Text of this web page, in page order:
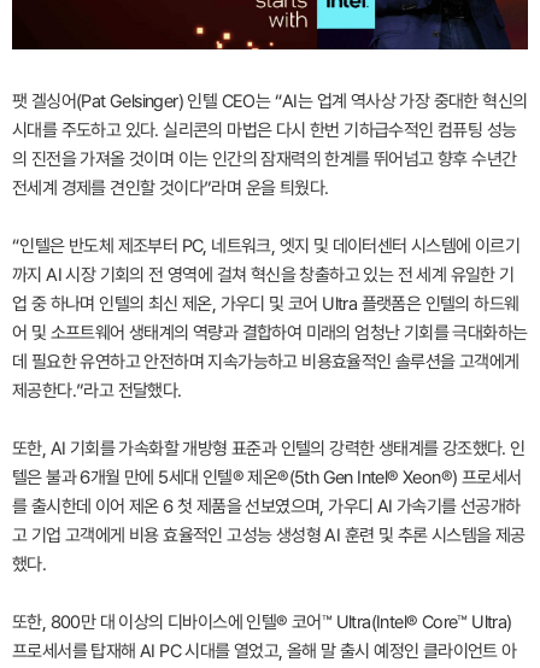
팻 겔싱어(Pat Gelsinger) 인텔 CEO는 “AI는 업계 역사상 가장 중대한 혁신의
시대를 주도하고 있다. 실리콘의 마법은 다시 한번 기하급수적인 컴퓨팅 성능
의 진전을 가져올 것이며 이는 인간의 잠재력의 한계를 뛰어넘고 향후 수년간
전세계 경제를 견인할 것이다”라며 운을 틔웠다.
“인텔은 반도체 제조부터 PC, 네트워크, 엣지 및 데이터센터 시스템에 이르기
까지 AI 시장 기회의 전 영역에 걸쳐 혁신을 창출하고 있는 전 세계 유일한 기
업 중 하나며 인텔의 최신 제온, 가우디 및 코어 Ultra 플랫폼은 인텔의 하드웨
어 및 소프트웨어 생태계의 역량과 결합하여 미래의 엄청난 기회를 극대화하는
데 필요한 유연하고 안전하며 지속가능하고 비용효율적인 솔루션을 고객에게
제공한다.”라고 전달했다.
또한, AI 기회를 가속화할 개방형 표준과 인텔의 강력한 생태계를 강조했다. 인
텔은 불과 6개월 만에 5세대 인텔® 제온®(5th Gen Intel® Xeon®) 프로세서
를 출시한데 이어 제온 6 첫 제품을 선보였으며, 가우디 AI 가속기를 선공개하
고 기업 고객에게 비용 효율적인 고성능 생성형 AI 훈련 및 추론 시스템을 제공
했다.
또한, 800만 대 이상의 디바이스에 인텔® 코어™ Ultra(Intel® Core™ Ultra)
프로세서를 탑재해 AI PC 시대를 열었고, 올해 말 출시 예정인 클라이언트 아